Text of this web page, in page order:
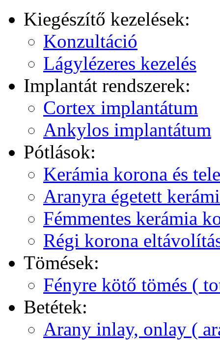
Kiegészítő kezelések:
Konzultáció
Lágylézeres kezelés
Implantát rendszerek:
Cortex implantátum
Ankylos implantátum
Pótlások:
Kerámia korona és
Aranyra égetett
Fémmentes kerámia
Régi korona
Tömések:
Fényre kötő tömés (
Betétek:
Arany inlay, onlay (